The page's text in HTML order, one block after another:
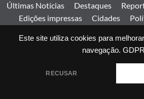
Este site utiliza cookies para
navegação. GDPR
RECUSAR
Últimas Notícias Destaques
Edições impressas
Cidades
Comercial
Edições impressas
© 2026 Jornal Estado de Goiás. Todos
by AF